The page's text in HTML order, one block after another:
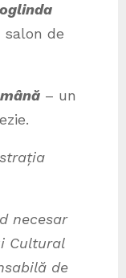
salon de
– un
necesar
Cultural
de